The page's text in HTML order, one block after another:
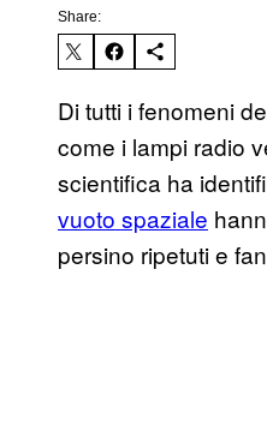
Share:
Di tutti i fenomeni
come i lampi radio
scientifica ha
vuoto spaziale
persino ripetuti e